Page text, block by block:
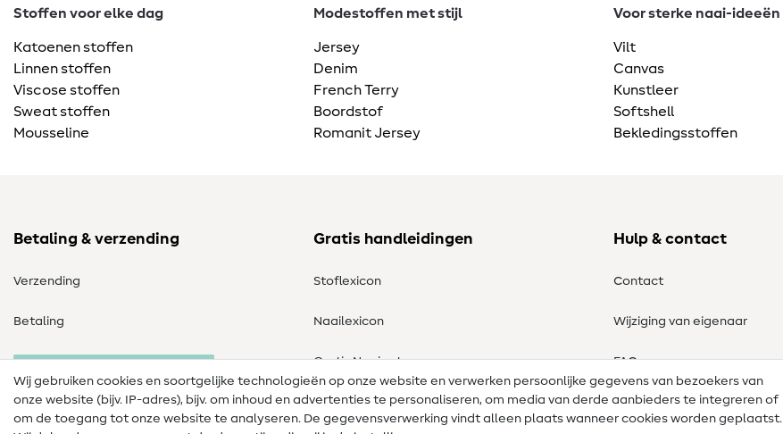
Stoffen voor elke dag
Katoenen stoffen
Linnen stoffen
Viscose stoffen
Sweat stoffen
Mousseline
Modestoffen met stijl
Jersey
Denim
French Terry
Boordstof
Romanit Jersey
Voor sterke naai-ideeën
Vilt
Canvas
Kunstleer
Softshell
Bekledingsstoffen
Betaling & verzending
Verzending
Betaling
Gratis handleidingen
Stoflexicon
Naailexicon
Gratis Naaipatronen
Hulp & contact
Contact
Wijziging van eigenaar
FAQ
Herroepingsrecht
Wij gebruiken cookies en soortgelijke technologieën op onze website en verwerken persoonlijke gegevens van bezoekers van
onze website (bijv. IP-adres), bijv. om inhoud en advertenties te personaliseren, om media van derde aanbieders te integreren of
om de toegang tot onze website te analyseren. De gegevensverwerking vindt alleen plaats wanneer cookies worden geplaatst.